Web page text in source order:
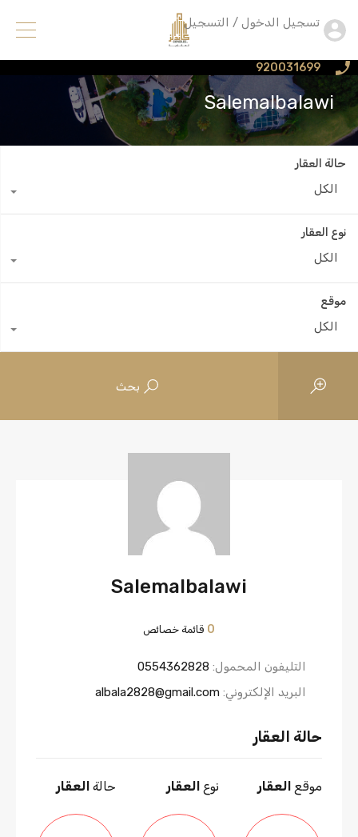
920031699
تسجيل الدخول / التسجيل
Salemalbalawi
حالة العقار
الكل
نوع العقار
الكل
موقع
الكل
بحث
Salemalbalawi
0 قائمة خصائص
التليفون المحمول: 0554362828
البريد الإلكتروني: albala2828@gmail.com
حالة العقار
موقع العقار نوع العقار حالة العقار